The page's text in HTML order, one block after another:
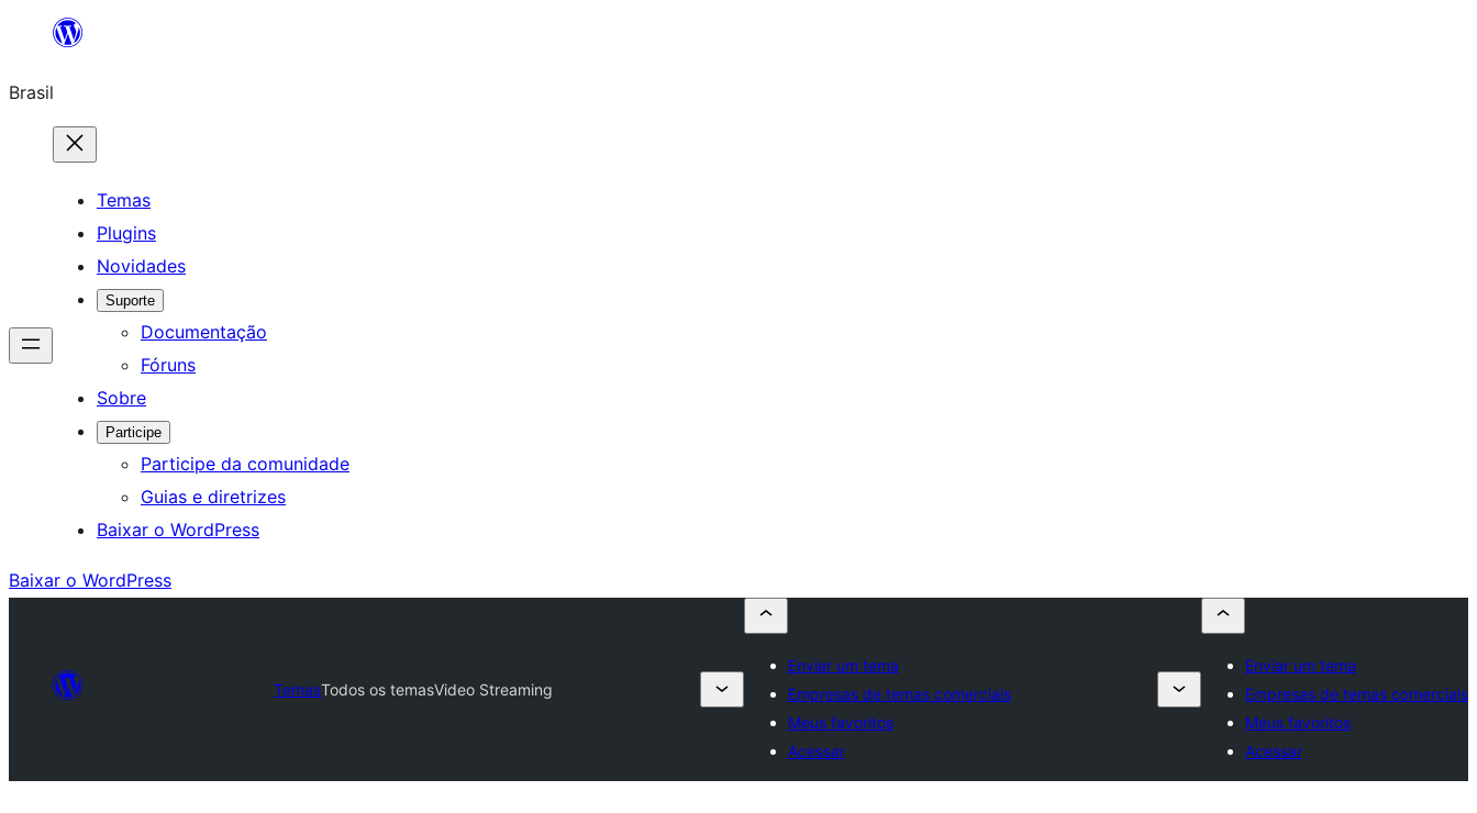
o
conteúdo
Brasil
Temas
Plugins
Novidades
Suporte
Documentação
Fóruns
Sobre
Participe
Participe da comunidade
Guias e diretrizes
Baixar o WordPress
Baixar o WordPress
TemasTodos os temasVideo Streaming
Enviar um tema
Empresas de temas comerciais
Meus favoritos
Acessar
Enviar um tema
Empresas de temas comerciais
Meus favoritos
Acessar